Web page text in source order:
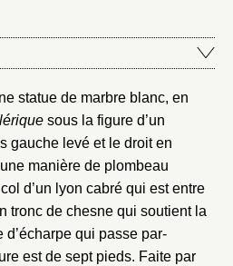
statue de marbre blanc, en
sous la figure d’un
gauche levé et le droit en
manière de plombeau
d’un lyon cabré qui est entre
tronc de chesne qui soutient la
qui passe par-
est de sept pieds. Faite par